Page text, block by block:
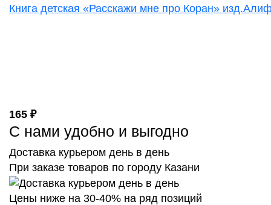
Книга детская «Расскажи мне про Коран»
165 ₽
С нами удобно и выгодно
Доставка курьером день в день
При заказе товаров по городу Казани
Цены ниже на 30-40% на ряд позиций